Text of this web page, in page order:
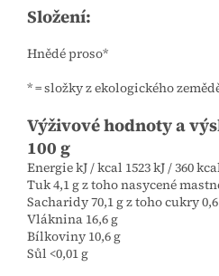
Složení:
Hnědé proso*
* = složky z ekologického
Výživové hodnoty a
100 g
Energie kJ / kcal 1523 kJ / 360
Tuk 4,1 g z toho nasycené
Sacharidy 70,1 g z toho cukry
Vláknina 16,6 g
Bílkoviny 10,6 g
Sůl <0,01 g